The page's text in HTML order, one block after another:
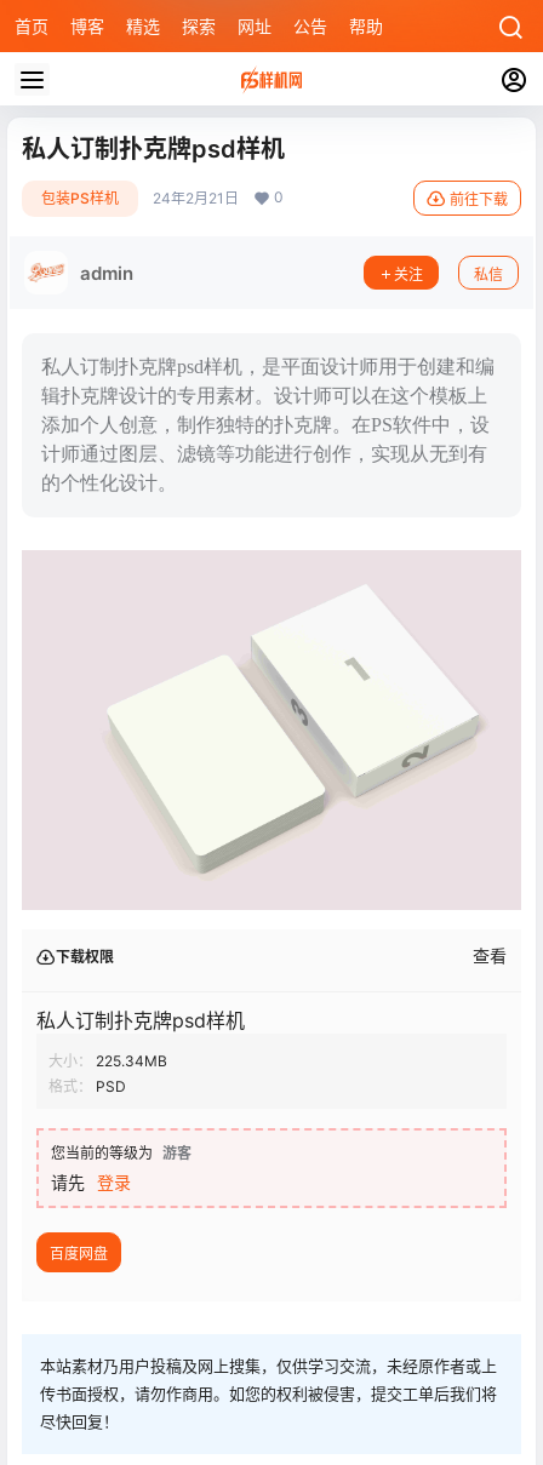
首页 博客 精选 探索 网址 公告 帮助
私人订制扑克牌psd样机
包装PS样机 24年2月21日 0 前往下载
admin 关注 私信
私人订制扑克牌psd样机，是平面设计师用于创建和编
辑扑克牌设计的专用素材。设计师可以在这个模板上
添加个人创意，制作独特的扑克牌。在PS软件中，设
计师通过图层、滤镜等功能进行创作，实现从无到有
的个性化设计。
下载权限 查看
私人订制扑克牌psd样机
大小：
225.34MB
格式：
PSD
您当前的等级为 游客
请先 登录
百度网盘
本站素材乃用户投稿及网上搜集，仅供学习交流，未经原作者或上
传书面授权，请勿作商用。如您的权利被侵害，提交工单后我们将
尽快回复！